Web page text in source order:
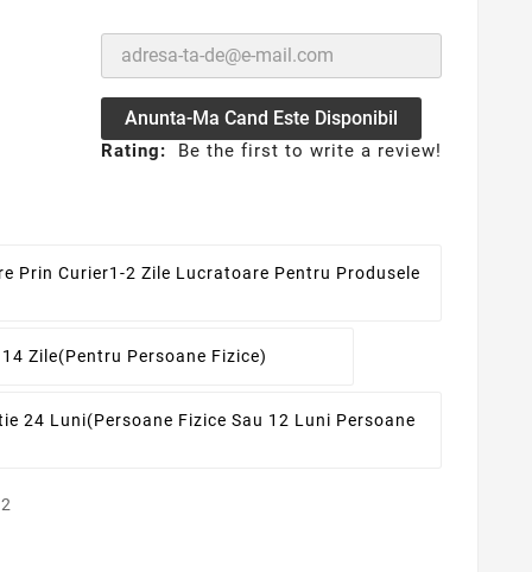
Anunta-Ma Cand Este Disponibil
Rating: Be the first to write a review!
Prin Curier1-2 Zile Lucratoare Pentru Produsele
Zile(pentru Persoane Fizice)
24 Luni(persoane Fizice Sau 12 Luni Persoane